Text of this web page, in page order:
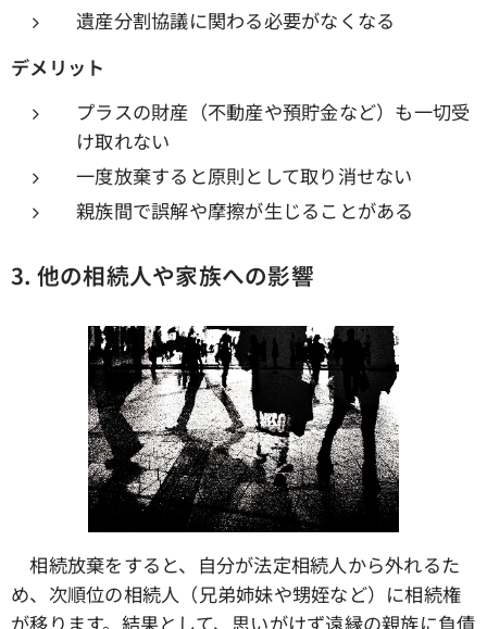
遺産分割協議に関わる必要がなくなる
デメリット
プラスの財産（不動産や預貯金など）も一切受
け取れない
一度放棄すると原則として取り消せない
親族間で誤解や摩擦が生じることがある
3. 他の相続人や家族への影響
相続放棄をすると、自分が法定相続人から外れるた
め、次順位の相続人（兄弟姉妹や甥姪など）に相続権
が移ります。結果として、思いがけず遠縁の親族に負債